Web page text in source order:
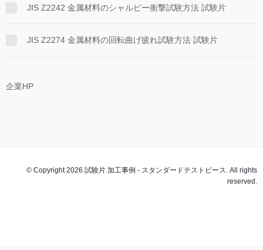
JIS Z2242 金属材料のシャルピー衝撃試験方法 試験片
JIS Z2274 金属材料の回転曲げ疲れ試験方法 試験片
企業HP
© Copyright 2026 試験片 加工事例 - スタンダードテストピース. All rights
reserved.